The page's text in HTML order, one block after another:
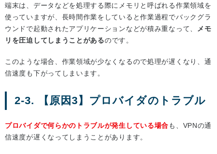
端末は、データなどを処理する際にメモリと呼ばれる作業領域を
使っていますが、長時間作業をしていると作業過程でバックグラ
ウンドで起動されたアプリケーションなどが積み重なって、
メモ
リを圧迫してしまうことがあるのです。
このような場合、作業領域が少なくなるので処理が遅くなり、通
信速度も下がってしまいます。
2-3. 【原因3】プロバイダのトラブル
プロバイダで何らかのトラブルが発生している場合も、VPNの通
信速度が遅くなってしまうことがあります。